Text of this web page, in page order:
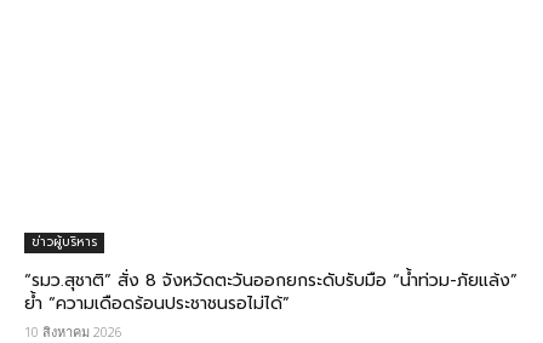
ข่าวผู้บริหาร
“รมว.สุชาติ” สั่ง 8 จังหวัดตะวันออกยกระดับรับมือ “น้ำท่วม-ภัยแล้ง”
ย้ำ “ความเดือดร้อนประชาชนรอไม่ได้”
10 สิงหาคม 2026